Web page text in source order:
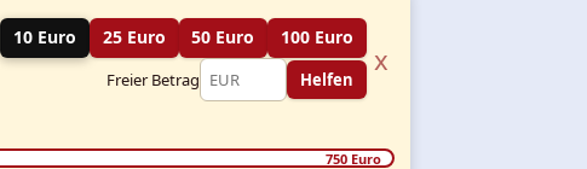
10 Euro 25 Euro 50 Euro 100 Euro
Freier Betrag Helfen
x
750 Euro